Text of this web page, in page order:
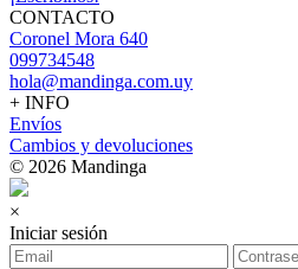
CONTACTO
Coronel Mora 640
099734548
hola@mandinga.com.uy
+ INFO
Envíos
Cambios y devoluciones
© 2026 Mandinga
×
Iniciar sesión